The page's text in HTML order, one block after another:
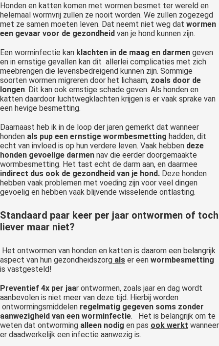
Honden en katten komen met wormen besmet ter wereld en
helemaal wormvrij zullen ze nooit worden. We zullen zogezegd
met ze samen moeten leven. Dat neemt niet weg dat wormen
een gevaar voor de gezondheid van je hond kunnen zijn.
Een worminfectie kan klachten in de maag en darmen geven
en in ernstige gevallen kan dit allerlei complicaties met zich
meebrengen die levensbedreigend kunnen zijn. Sommige
soorten wormen migreren door het lichaam, zoals door de
longen. Dit kan ook ernstige schade geven. Als honden en
katten daardoor luchtwegklachten krijgen is er vaak sprake van
een hevige besmetting.
Daarnaast heb ik in de loop der jaren gemerkt dat wanneer
honden als pup een ernstige wormbesmetting hadden, dit
echt van invloed is op hun verdere leven. Vaak hebben deze
honden gevoelige darmen nav die eerder doorgemaakte
wormbesmetting. Het tast echt de darm aan, en daarmee
indirect dus ook de gezondheid van je hond. Deze honden
hebben vaak problemen met voeding zijn voor veel dingen
gevoelig en hebben vaak blijvende wisselende ontlasting.
Standaard paar keer per jaar ontwormen of toch
liever maar niet?
Het ontwormen van honden en katten is daarom een belangrijk
aspect van hun gezondheidszorg als er een wormbesmetting
is vastgesteld!
Preventief 4x per jaar ontwormen, zoals jaar en dag wordt
aanbevolen is niet meer van deze tijd. Hierbij worden
ontwormingsmiddelen regelmatig gegeven soms zonder
aanwezigheid van een worminfectie. Het is belangrijk om te
weten dat ontworming alleen nodig en pas ook werkt wanneer
er daadwerkelijk een infectie aanwezig is.